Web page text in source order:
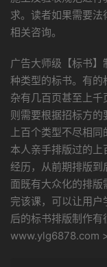
求。读者如果需要
相关咨询。
广告大师级【标书
种类型的标书。有的
杂有几百页甚至上
则需要根据招标方
上百个类型不尽相
本人亲手排版过的
经历，从前期排版到
面既有大众化的排
完该课，可以让用
后的标书排版制作有
www.ylg6878.com